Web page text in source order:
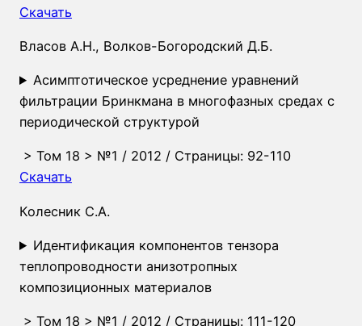
Скачать
Власов А.Н., Волков-Богородский Д.Б.
Асимптотическое усреднение уравнений
фильтрации Бринкмана в многофазных средах с
периодической структурой
> Том 18 > №1 / 2012 / Страницы: 92-110
Скачать
Колесник С.А.
Идентификация компонентов тензора
теплопроводности анизотропных
композиционных материалов
> Том 18 > №1 / 2012 / Страницы: 111-120